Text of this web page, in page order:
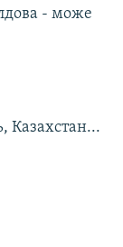
- може
Казахстан...